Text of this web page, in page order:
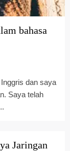
bahasa
dan saya
Saya telah
Jaringan